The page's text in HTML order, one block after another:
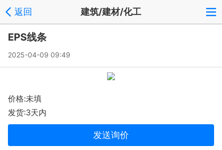
返回 建筑/建材/化工
EPS线条
2025-04-09 09:49
价格:未填
发货:3天内
发送询价